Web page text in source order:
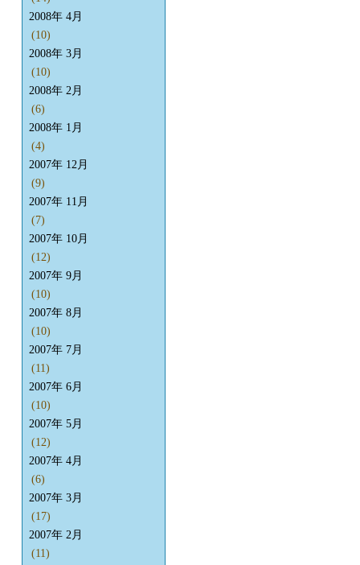
2008年 4月
(10)
2008年 3月
(10)
2008年 2月
(6)
2008年 1月
(4)
2007年 12月
(9)
2007年 11月
(7)
2007年 10月
(12)
2007年 9月
(10)
2007年 8月
(10)
2007年 7月
(11)
2007年 6月
(10)
2007年 5月
(12)
2007年 4月
(6)
2007年 3月
(17)
2007年 2月
(11)